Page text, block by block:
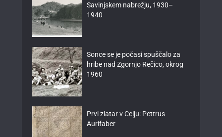
Savinjskem nabrežju, 1930–
1940
Sonce se je počasi spuščalo za
hribe nad Zgornjo Rečico, okrog
1960
Prvi zlatar v Celju: Pettrus
Aurifaber